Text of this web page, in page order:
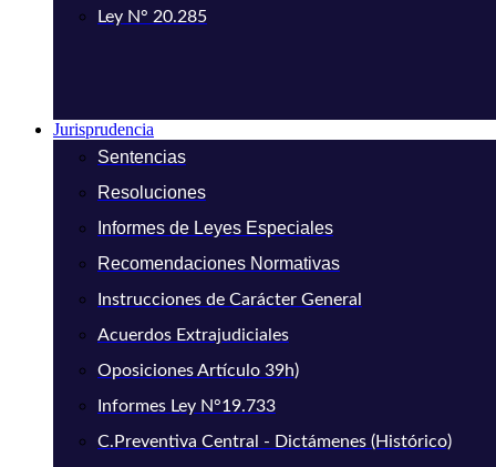
Ley N° 20.285
Jurisprudencia
Sentencias
Resoluciones
Informes de Leyes Especiales
Recomendaciones Normativas
Instrucciones de Carácter General
Acuerdos Extrajudiciales
Oposiciones Artículo 39h)
Informes Ley N°19.733
C.Preventiva Central - Dictámenes (Histórico)